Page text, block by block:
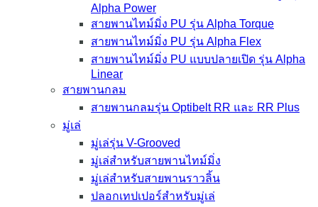
Alpha Power
สายพานไทม์มิ่ง PU รุ่น Alpha Torque
สายพานไทม์มิ่ง PU รุ่น Alpha Flex
สายพานไทม์มิ่ง PU แบบปลายเปิด รุ่น Alpha
Linear
สายพานกลม
สายพานกลมรุ่น Optibelt RR และ RR Plus
มู่เล่
มู่เล่รุ่น V-Grooved
มู่เล่สำหรับสายพานไทม์มิ่ง
มู่เล่สำหรับสายพานราวลิ้น
ปลอกเทปเปอร์สำหรับมู่เล่